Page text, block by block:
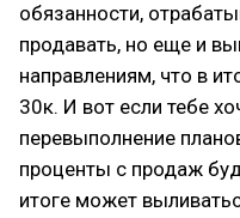
обязанности,
продавать, но еще и
направлениям, что в
30к. И вот если тебе
перевыполнение
проценты с продаж
итоге может